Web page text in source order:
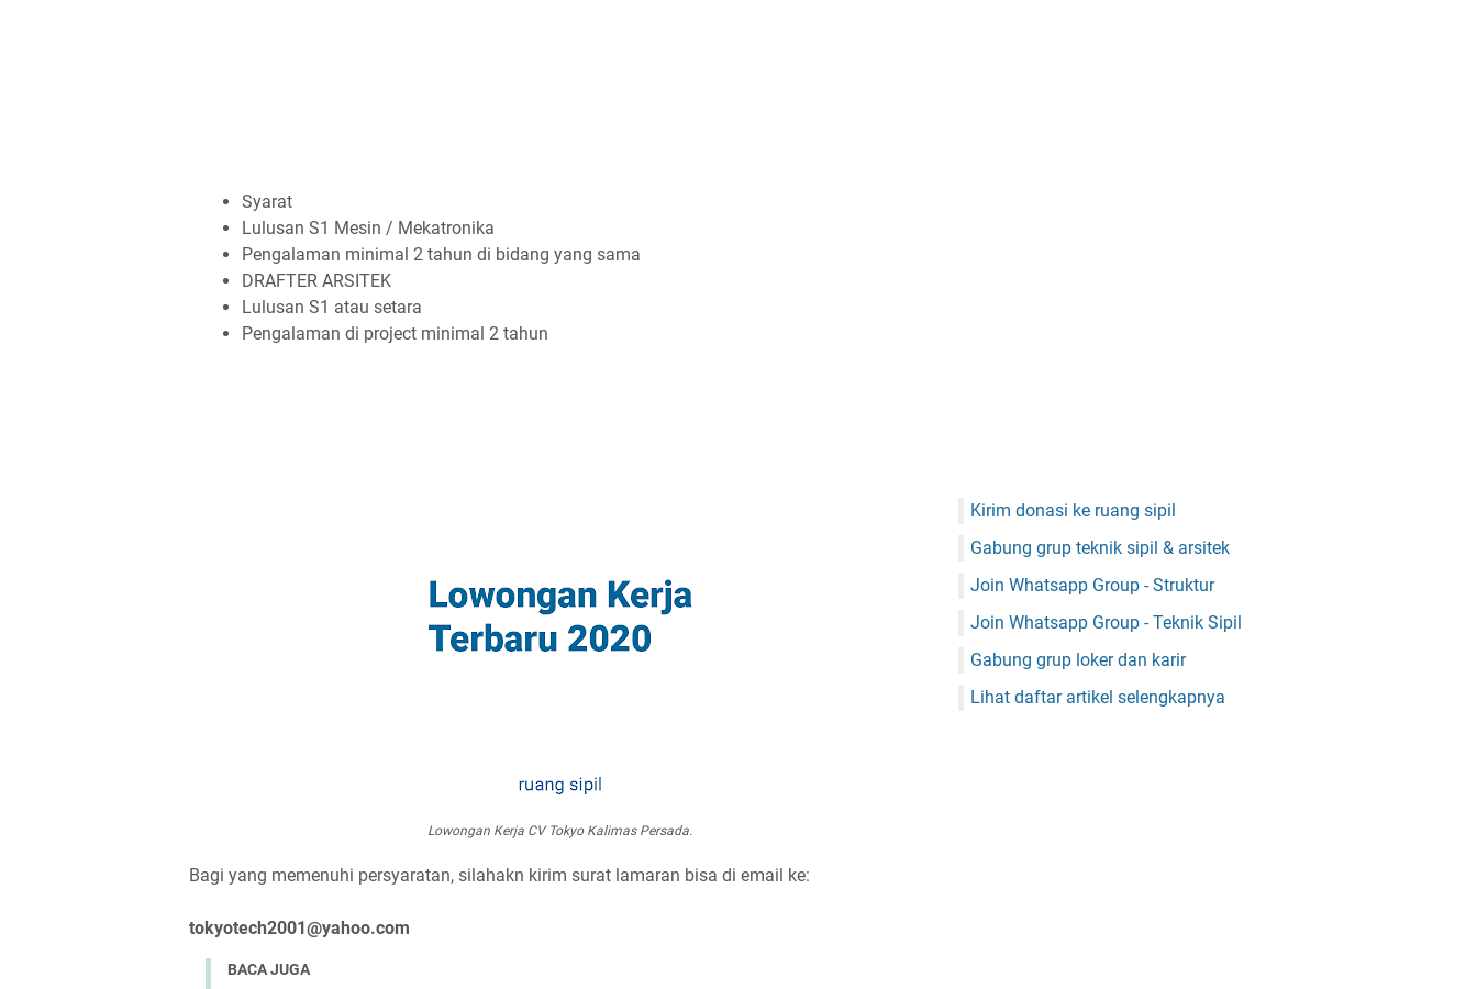
Syarat
Lulusan S1 Mesin / Mekatronika
Pengalaman minimal 2 tahun di bidang yang sama
DRAFTER ARSITEK
Lulusan S1 atau setara
Pengalaman di project minimal 2 tahun
Lowongan Kerja CV Tokyo Kalimas Persada.
Bagi yang memenuhi persyaratan, silahakn kirim surat lamaran bisa di email ke:
tokyotech2001@yahoo.com
BACA JUGA
Kirim donasi ke ruang sipil
Gabung grup teknik sipil & arsitek
Join Whatsapp Group - Struktur
Join Whatsapp Group - Teknik Sipil
Gabung grup loker dan karir
Lihat daftar artikel selengkapnya